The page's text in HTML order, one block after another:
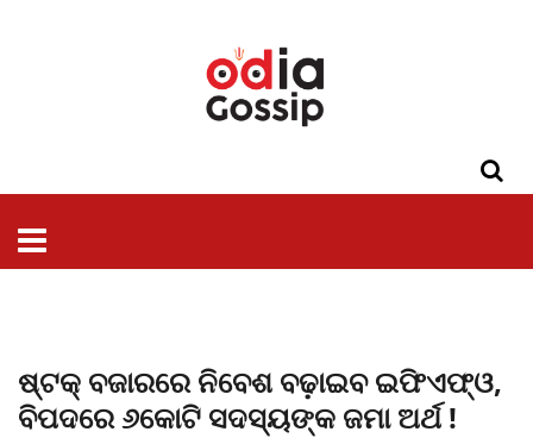
ଷ୍ଟକ୍ ବଜାରରେ ନିବେଶ ବଢ଼ାଇବ ଇଫିଏଫ୍ଓ,
ବିପଦରେ ୬କୋଟି ସଦସ୍ୟଙ୍କ ଜମା ଅର୍ଥ !